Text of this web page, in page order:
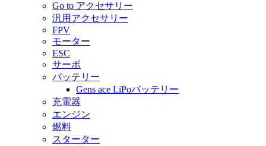
Go to アクセサリー
汎用アクセサリー
FPV
モーター
ESC
サーボ
バッテリー
Gens ace LiPoバッテリー
充電器
エンジン
燃料
スターター